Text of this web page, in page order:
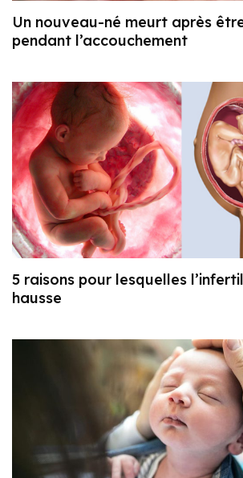
Un nouveau-né meurt après
pendant l’accouchement
5 raisons pour lesquelles
hausse